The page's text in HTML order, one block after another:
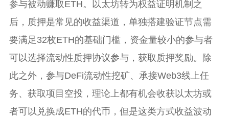
参与被动赚取ETH。以太坊转为权益证明机制之
后，质押是常见的收益渠道，单独搭建验证节点需
要满足32枚ETH的基础门槛，资金量较小的参与者
可以选择流动性质押协议参与，获取质押奖励。除
此之外，参与DeFi流动性挖矿、承接Web3线上任
务、获取项目空投，理论上都有机会收获以太坊或
者可以兑换成ETH的代币，但是这类方式收益波动